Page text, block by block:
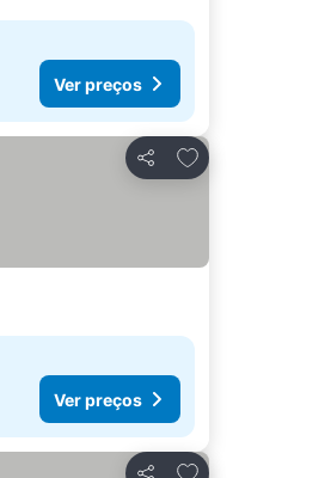
Ver preços
Partilhar
Adicionar aos
Ver preços
Adicionar aos